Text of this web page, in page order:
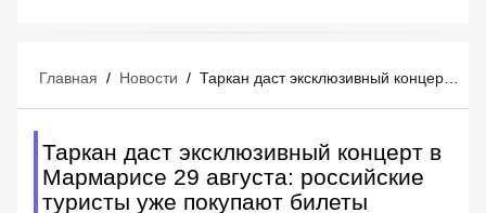
Главная / Новости / Таркан даст эксклюзивный концерт в Мармарисе 29 августа: российские туристы уже покупают билеты
Таркан даст эксклюзивный концерт в
Мармарисе 29 августа: российские
туристы уже покупают билеты